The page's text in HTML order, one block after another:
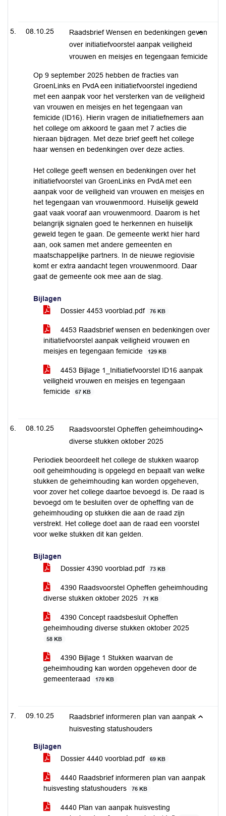
08.10.25
Raadsbrief Wensen en bedenkingen geven
over initiatiefvoorstel aanpak veiligheid
vrouwen en meisjes en tegengaan femicide
Op 9 september 2025 hebben de fracties van
GroenLinks en PvdA een initiatiefvoorstel ingediend
met een aanpak voor het versterken van de veiligheid
van vrouwen en meisjes en het tegengaan van
femicide (ID16). Hierin vragen de initiatiefnemers aan
het college om akkoord te gaan met 7 acties die
hieraan bijdragen. Met deze brief geeft het college
haar wensen en bedenkingen over deze acties.
Het college geeft wensen en bedenkingen over het
initiatiefvoorstel van GroenLinks en PvdA met een
aanpak voor de veiligheid van vrouwen en meisjes en
het tegengaan van vrouwenmoord. Huiselijk geweld
gaat vaak vooraf aan vrouwenmoord. Daarom is het
belangrijk signalen goed te herkennen en huiselijk
geweld tegen te gaan. De gemeente werkt hier hard
aan, ook samen met andere gemeenten en
maatschappelijke partners. In de nieuwe regiovisie
komt er extra aandacht tegen vrouwenmoord. Daar
gaat de gemeente ook mee aan de slag.
Bijlagen
Dossier 4453 voorblad.pdf
76 KB
4453 Raadsbrief wensen en bedenkingen over
initiatiefvoorstel aanpak veiligheid vrouwen en
meisjes en tegengaan femicide
129 KB
4453 Bijlage 1_Initiatiefvoorstel ID16 aanpak
veiligheid vrouwen en meisjes en tegengaan
femicide
67 KB
08.10.25
Raadsvoorstel Opheffen geheimhouding
diverse stukken oktober 2025
Periodiek beoordeelt het college de stukken waarop
ooit geheimhouding is opgelegd en bepaalt van welke
stukken de geheimhouding kan worden opgeheven,
voor zover het college daartoe bevoegd is. De raad is
bevoegd om te besluiten over de opheffing van de
geheimhouding op stukken die aan de raad zijn
verstrekt. Het college doet aan de raad een voorstel
voor welke stukken dit kan gelden.
Bijlagen
Dossier 4390 voorblad.pdf
73 KB
4390 Raadsvoorstel Opheffen geheimhouding
diverse stukken oktober 2025
71 KB
4390 Concept raadsbesluit Opheffen
geheimhouding diverse stukken oktober 2025
58 KB
4390 Bijlage 1 Stukken waarvan de
geheimhouding kan worden opgeheven door de
gemeenteraad
170 KB
09.10.25
Raadsbrief informeren plan van aanpak
huisvesting statushouders
Bijlagen
Dossier 4440 voorblad.pdf
69 KB
4440 Raadsbrief informeren plan van aanpak
huisvesting statushouders
76 KB
4440 Plan van aanpak huisvesting